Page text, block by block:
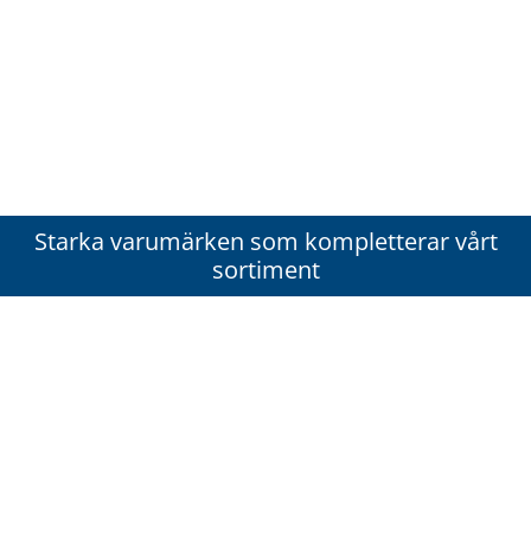
Starka varumärken som kompletterar vårt
sortiment